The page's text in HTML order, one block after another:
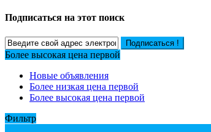
Подписаться на этот поиск
Подписаться !
Более высокая цена первой
Новые объявления
Более низкая цена первой
Более высокая цена первой
Фильтр